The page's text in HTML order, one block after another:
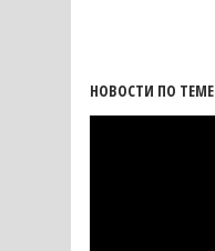
НОВОСТИ ПО ТЕМЕ